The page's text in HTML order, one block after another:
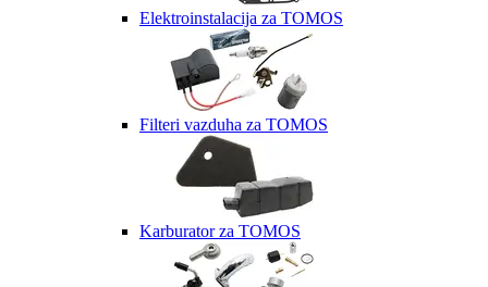
Elektroinstalacija za TOMOS
Filteri vazduha za TOMOS
Karburator za TOMOS